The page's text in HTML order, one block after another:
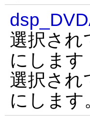
選択され
にします
選択され
にします